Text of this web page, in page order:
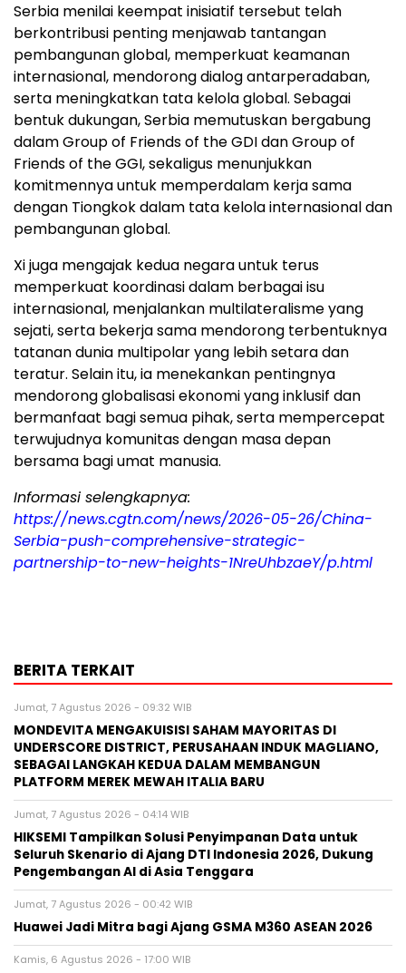
Serbia menilai keempat inisiatif tersebut telah
berkontribusi penting menjawab tantangan
pembangunan global, memperkuat keamanan
internasional, mendorong dialog antarperadaban,
serta meningkatkan tata kelola global. Sebagai
bentuk dukungan, Serbia memutuskan bergabung
dalam Group of Friends of the GDI dan Group of
Friends of the GGI, sekaligus menunjukkan
komitmennya untuk memperdalam kerja sama
dengan Tiongkok dalam tata kelola internasional dan
pembangunan global.
Xi juga mengajak kedua negara untuk terus
memperkuat koordinasi dalam berbagai isu
internasional, menjalankan multilateralisme yang
sejati, serta bekerja sama mendorong terbentuknya
tatanan dunia multipolar yang lebih setara dan
teratur. Selain itu, ia menekankan pentingnya
mendorong globalisasi ekonomi yang inklusif dan
bermanfaat bagi semua pihak, serta mempercepat
terwujudnya komunitas dengan masa depan
bersama bagi umat manusia.
Informasi selengkapnya:
https://news.cgtn.com/news/2026-05-26/China-
Serbia-push-comprehensive-strategic-
partnership-to-new-heights-1NreUhbzaeY/p.html
BERITA TERKAIT
Jumat, 7 Agustus 2026 - 09:32 WIB
MONDEVITA MENGAKUISISI SAHAM MAYORITAS DI
UNDERSCORE DISTRICT, PERUSAHAAN INDUK MAGLIANO,
SEBAGAI LANGKAH KEDUA DALAM MEMBANGUN
PLATFORM MEREK MEWAH ITALIA BARU
Jumat, 7 Agustus 2026 - 04:14 WIB
HIKSEMI Tampilkan Solusi Penyimpanan Data untuk
Seluruh Skenario di Ajang DTI Indonesia 2026, Dukung
Pengembangan AI di Asia Tenggara
Jumat, 7 Agustus 2026 - 00:42 WIB
Huawei Jadi Mitra bagi Ajang GSMA M360 ASEAN 2026
Kamis, 6 Agustus 2026 - 17:00 WIB